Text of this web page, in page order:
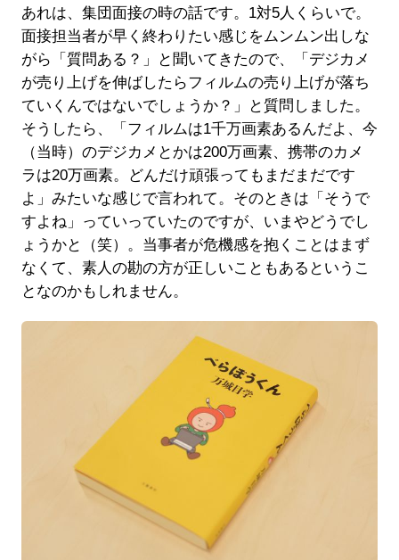
あれは、集団面接の時の話です。1対5人くらいで。
面接担当者が早く終わりたい感じをムンムン出しな
がら「質問ある？」と聞いてきたので、「デジカメ
が売り上げを伸ばしたらフィルムの売り上げが落ち
ていくんではないでしょうか？」と質問しました。
そうしたら、「フィルムは1千万画素あるんだよ、今
（当時）のデジカメとかは200万画素、携帯のカメ
ラは20万画素。どんだけ頑張ってもまだまだです
よ」みたいな感じで言われて。そのときは「そうで
すよね」っていっていたのですが、いまやどうでし
ょうかと（笑）。当事者が危機感を抱くことはまず
なくて、素人の勘の方が正しいこともあるというこ
となのかもしれません。